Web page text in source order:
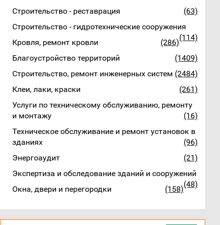
Строительство - реставрация
(63)
Строительство - гидротехнические сооружения
(114)
Кровля, ремонт кровли
(286)
Благоустройство территорий
(1409)
Строительство, ремонт инженерных систем (2484)
Клеи, лаки, краски
(261)
Услуги по техническому обслуживанию, ремонту
и монтажу
(16)
Техническое обслуживание и ремонт установок в
зданиях
(96)
Энергоаудит
(21)
Экспертиза и обследование зданий и сооружений
(48)
Окна, двери и перегородки (158)